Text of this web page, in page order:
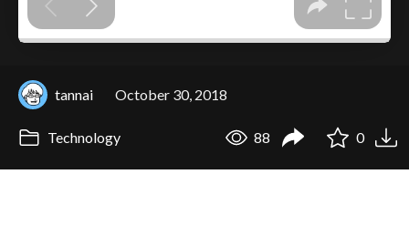
tannai October 30, 2018
Technology 88 0